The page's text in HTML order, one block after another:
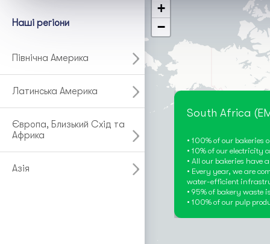
Наші регіони
Північна Америка
Латинська Америка
Європа, Близький Схід та
Африка
Азія
South Africa
• 100% of our
• 10% of our electricity
• All our bakeries
• Every year, we are
water-efficient
• 95% of bakery waste
• 100% of our pulp
+
−